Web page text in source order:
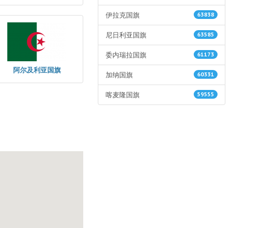
阿尔及利亚国旗
63838
伊拉克国旗
63585
尼日利亚国旗
61173
委内瑞拉国旗
60331
加纳国旗
59555
喀麦隆国旗